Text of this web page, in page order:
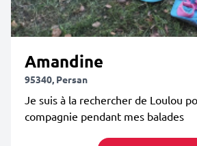
Amandine
95340, Persan
Je suis à la rechercher de Loulou
compagnie pendant mes balades